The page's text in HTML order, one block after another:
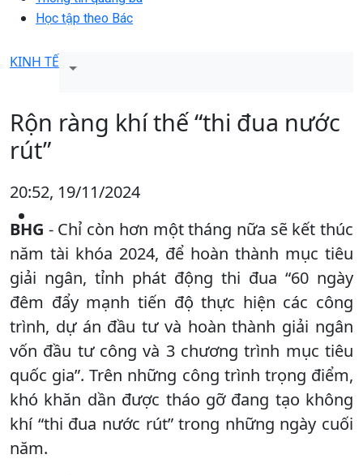
Học tập theo Bác
KINH TẾ
Rộn ràng khí thế “thi đua nước
rút”
20:52, 19/11/2024
BHG - Chỉ còn hơn một tháng nữa sẽ kết thúc
năm tài khóa 2024, để hoàn thành mục tiêu
giải ngân, tỉnh phát động thi đua “60 ngày
đêm đẩy mạnh tiến độ thực hiện các công
trình, dự án đầu tư và hoàn thành giải ngân
vốn đầu tư công và 3 chương trình mục tiêu
quốc gia”. Trên những công trình trọng điểm,
khó khăn dần được tháo gỡ đang tạo không
khí “thi đua nước rút” trong những ngày cuối
năm.